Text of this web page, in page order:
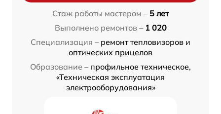
Стаж работы мастером – 5 лет
Выполнено ремонтов – 1 020
Специализация – ремонт тепловизоров и
оптических прицелов
Образование – профильное техническое,
«Техническая эксплуатация
электрооборудования»